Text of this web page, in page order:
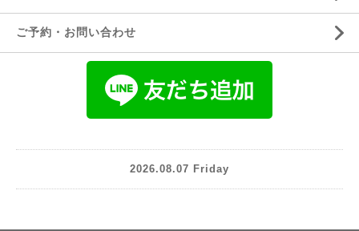
ご予約・お問い合わせ
2026.08.07 Friday